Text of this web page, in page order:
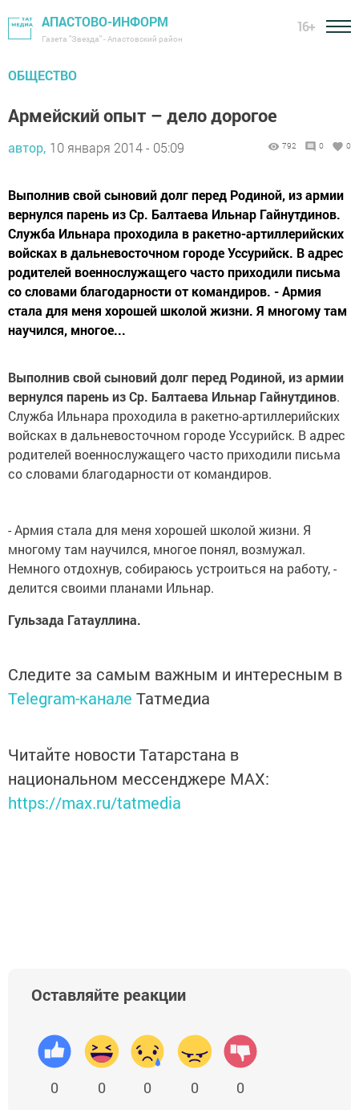
АПАСТОВО-ИНФОРМ
Газета "Звезда" - Апастовский район
16+
ОБЩЕСТВО
Армейский опыт – дело дорогое
автор, 10 января 2014 - 05:09 792 0 0
Выполнив свой сыновий долг перед Родиной, из армии
вернулся парень из Ср. Балтаева Ильнар Гайнутдинов.
Служба Ильнара проходила в ракетно-артиллерийских
войсках в дальневосточном городе Уссурийск. В адрес
родителей военнослужащего часто приходили письма
со словами благодарности от командиров. - Армия
стала для меня хорошей школой жизни. Я многому там
научился, многое...
Выполнив свой сыновий долг перед Родиной, из армии
вернулся парень из Ср. Балтаева Ильнар Гайнутдинов.
Служба Ильнара проходила в ракетно-артиллерийских
войсках в дальневосточном городе Уссурийск. В адрес
родителей военнослужащего часто приходили письма
со словами благодарности от командиров.
- Армия стала для меня хорошей школой жизни. Я
многому там научился, многое понял, возмужал.
Немного отдохнув, собираюсь устроиться на работу, -
делится своими планами Ильнар.
Гульзада Гатауллина.
Следите за самым важным и интересным в
Telegram-канале Татмедиа
Читайте новости Татарстана в
национальном мессенджере MАХ:
https://max.ru/tatmedia
Оставляйте реакции
0 0 0 0 0